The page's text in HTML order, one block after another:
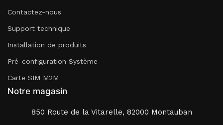
Contactez-nous
Support technique
Installation de produits
Pré-configuration Système
Carte SIM M2M
Notre magasin
850 Route de la Vitarelle, 82000 Montauban